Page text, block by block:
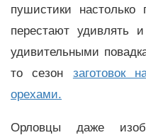
пушистики
перестают удивлять
удивительными
то сезон заготовок
орехами.
Орловцы даже